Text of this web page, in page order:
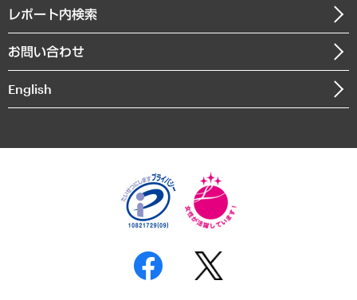
まちづくり・観光・交通・スポーツ・スマートシティ
自然資源・農林水産業・食料システム
沿革
組織図・本部部室紹介
インドネシア現地法人
個人情報保護方針
反社会的勢力に対する基本方針
レポート内検索
お問い合わせ
English